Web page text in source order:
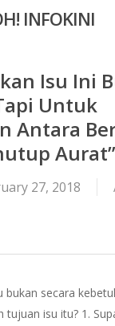
INFOKINI
Isu Ini
Untuk
Antara
Aurat”
27, 2018
bukan secara
tujuan isu itu? 1.